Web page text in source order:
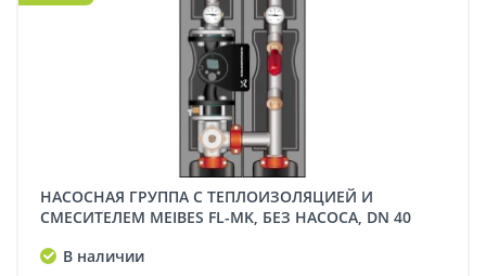
НАСОСНАЯ ГРУППА С ТЕПЛОИЗОЛЯЦИЕЙ И
СМЕСИТЕЛЕМ MEIBES FL-MK, БЕЗ НАСОСА, DN 40
В наличии